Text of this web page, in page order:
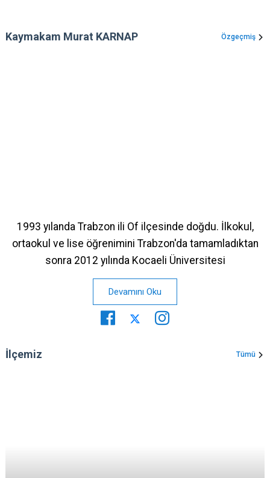
Kaymakam Murat KARNAP Özgeçmiş
1993 yılanda Trabzon ili Of ilçesinde doğdu. İlkokul,
ortaokul ve lise öğrenimini Trabzon'da tamamladıktan
sonra 2012 yılında Kocaeli Üniversitesi
Devamını Oku
İlçemiz Tümü